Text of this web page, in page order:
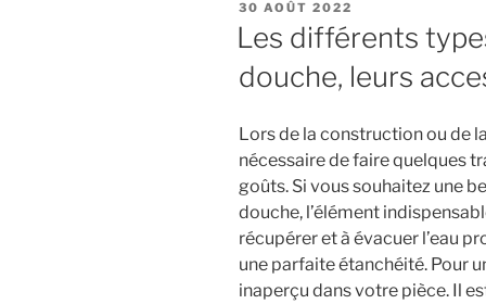
POSTED
ON
30 AOÛT 2022
Les différents
douche, leurs
Lors de la construction ou de
nécessaire de faire quelques
goûts. Si vous souhaitez une
douche, l’élément
récupérer et à évacuer l’eau
une parfaite étanchéité. Pour
inaperçu dans votre pièce. Il